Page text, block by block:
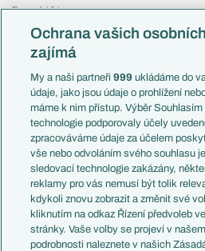
Evropská liga
Mistrovství světa
Liga národů
Témata
Představení týmů MS
EuroSkauting
PL v kostce
Evropské koeficienty
Přestupy
Přestupové spekulace
Zranění
Kluby
Arsenal FC
Itálie
Ochrana vašich
zajímá
My a naši partneři999 ukládáme do
údaje, jako jsou údaje o prohlížení
máme k nim přístup. Výběr
technologie podporovaly účely
zpracováváme údaje za účelem
vše nebo odvoláním svého souhlasu
sledovací technologie zakázány,
reklamy pro vás nemusí být tolik
kdykoli znovu zobrazit a změnit své
kliknutím na odkaz Řízení předvoleb
stránky. Vaše volby se projeví v
podrobnosti naleznete v našich